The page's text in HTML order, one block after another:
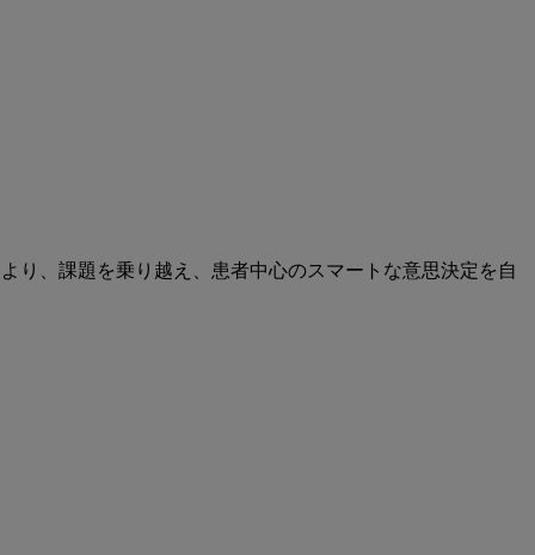
り、課題を乗り越え、患者中心のスマートな意思決定を自